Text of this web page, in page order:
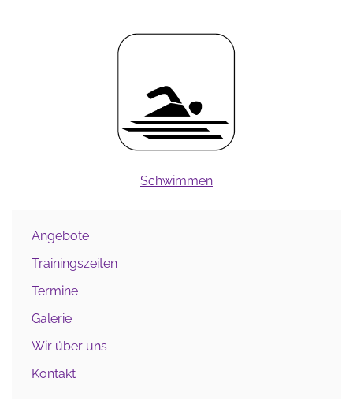
Schwimmen
Angebote
Trainingszeiten
Termine
Galerie
Wir über uns
Kontakt